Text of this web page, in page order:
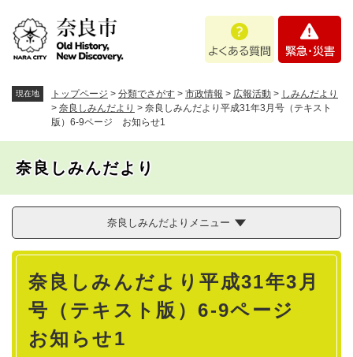
。
あ
問
・
現在地 トップページ > 分類でさがす > 市政情報 > 広報活動 > しみんだより
> 奈良しみんだより > 奈良しみんだより平成31年3月号（テキスト
版）6-9ページ お知らせ1
奈良しみんだより
奈良しみんだよりメニュー
本
奈良しみんだより平成31年3月
号（テキスト版）6-9ページ
お知らせ1